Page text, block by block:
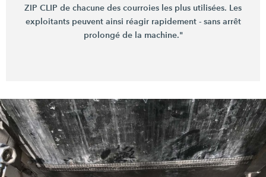
ZIP CLIP de chacune des courroies les plus utilisées. Les
exploitants peuvent ainsi réagir rapidement - sans arrêt
prolongé de la machine."